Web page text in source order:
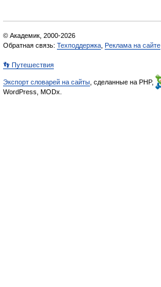
© Академик, 2000-2026
Обратная связь: Техподдержка Реклама на сайте
👣 Путешествия
Экспорт словарей на сайты , сделанные на PHP,
WordPress, MODx.